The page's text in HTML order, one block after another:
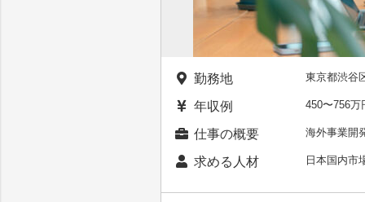
勤務地 東京都渋谷
年収例 450〜756
仕事の概要 海外事業開
求める人材 日本国内市